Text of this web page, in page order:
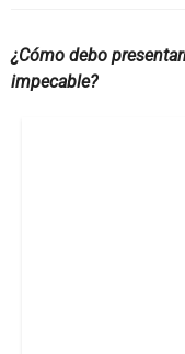
¿Cómo debo
impecable?